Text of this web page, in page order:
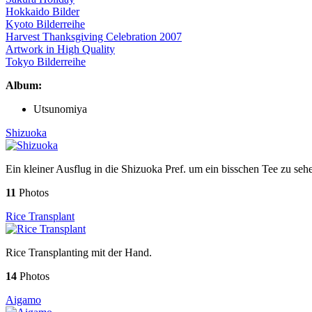
Hokkaido Bilder
Kyoto Bilderreihe
Harvest Thanksgiving Celebration 2007
Artwork in High Quality
Tokyo Bilderreihe
Album:
Utsunomiya
Shizuoka
Ein kleiner Ausflug in die Shizuoka Pref. um ein bisschen Tee zu
11 Photos
Rice Transplant
Rice Transplanting mit der Hand.
14 Photos
Aigamo